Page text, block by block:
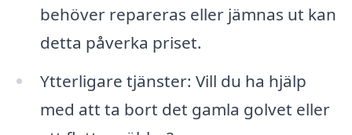
behöver repareras eller jämnas ut kan
detta påverka priset.
Ytterligare tjänster: Vill du ha hjälp
med att ta bort det gamla golvet eller